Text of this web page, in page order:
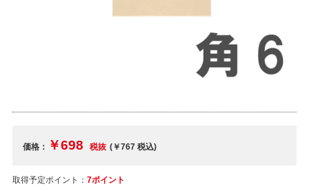
価格： ￥698 税抜 (￥767税込)
取得予定ポイント： 7ポイント